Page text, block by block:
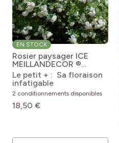
EN STOCK
Rosier paysager ICE
MEILLANDECOR ®
Meivahyn Rosa
'Meivahyn' ICE
MEILLANDECOR®
Le petit + : Sa floraison
infatigable
2 conditionnements disponibles
18,50 €